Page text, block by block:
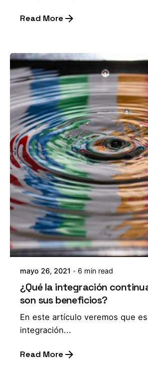
Read More
mayo 26, 2021 6 min read
¿Qué la integración
son sus beneficios?
En este artículo veremos que
integración...
Read More